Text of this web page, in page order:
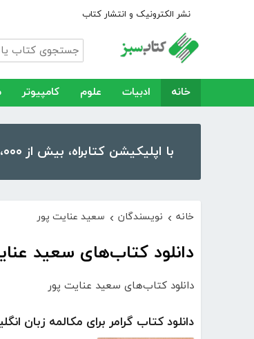
نشر الکترونیک و انتشار کتاب
خانه ادبیات علوم کامپیوتر
با اپلیکیشن کتابراه، بیش از ۵۰،۰۰۰ کتاب، کتاب صوتی و رمان را در موبایل و تبلت خود داشته باشید!
خانه › نویسندگان › سعید عنایت پور
دانلود کتاب‌های سعید
دانلود کتاب‌های سعید عنایت پور
دانلود کتاب گرامر برای مکالمه زبان